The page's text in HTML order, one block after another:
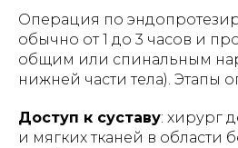
Операция по
обычно от 1 до 3 часов и
общим или спинальным
нижней части тела). Этапы
Доступ к суставу: хирург
и мягких тканей в области